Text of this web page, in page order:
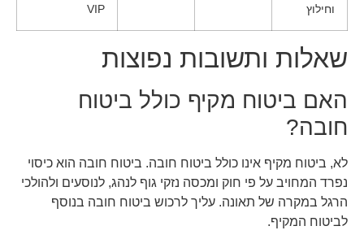
וחילוץ
VIP
שאלות ותשובות נפוצות
האם ביטוח מקיף כולל ביטוח
חובה?
לא, ביטוח מקיף אינו כולל ביטוח חובה. ביטוח חובה הוא כיסוי
נפרד המחויב על פי חוק ומכסה נזקי גוף לנהג, לנוסעים ולהולכי
הרגל במקרה של תאונה. עליך לרכוש ביטוח חובה בנוסף
לביטוח המקיף.